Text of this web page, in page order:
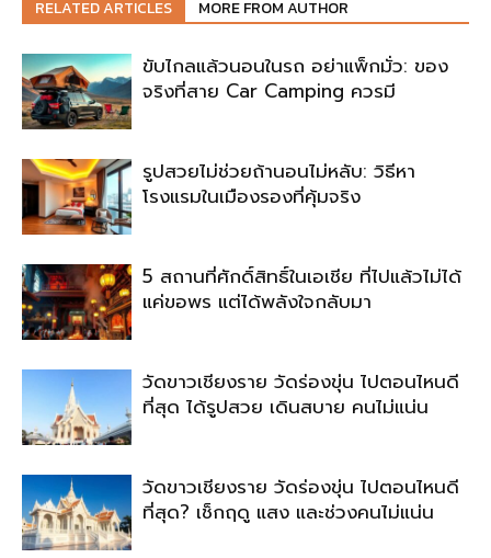
RELATED ARTICLES MORE FROM AUTHOR
ขับไกลแล้วนอนในรถ อย่าแพ็กมั่ว: ของ
จริงที่สาย Car Camping ควรมี
รูปสวยไม่ช่วยถ้านอนไม่หลับ: วิธีหา
โรงแรมในเมืองรองที่คุ้มจริง
5 สถานที่ศักดิ์สิทธิ์ในเอเชีย ที่ไปแล้วไม่ได้
แค่ขอพร แต่ได้พลังใจกลับมา
วัดขาวเชียงราย วัดร่องขุ่น ไปตอนไหนดี
ที่สุด ได้รูปสวย เดินสบาย คนไม่แน่น
วัดขาวเชียงราย วัดร่องขุ่น ไปตอนไหนดี
ที่สุด? เช็กฤดู แสง และช่วงคนไม่แน่น